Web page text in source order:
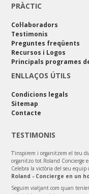
PRÀCTIC
Col·laboradors
Testimonis
Preguntes freqüents
Recursos i Logos
Principals programes
ENLLAÇOS ÚTILS
Condicions legals
Sitemap
Contacte
TESTIMONIS
T’inspirem i organitzem el teu
organitzo tot.Roland Concierge
Celebra la victòria del seu equip
Roland - Concierge en un
Seguim viatjant com quan